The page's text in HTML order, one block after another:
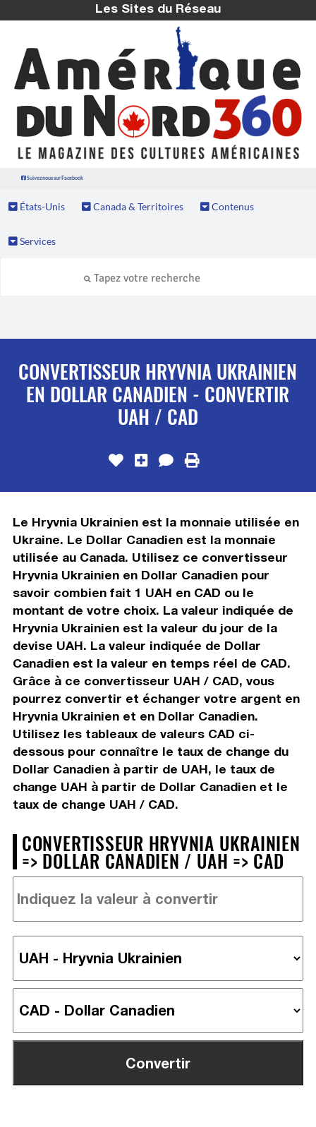
Les Sites du Réseau
Suivez nous sur Facebook
États-Unis Canada & Territoires Contenus
Services
CONVERTISSEUR HRYVNIA UKRAINIEN
EN DOLLAR CANADIEN - CONVERTIR
UAH / CAD
Le Hryvnia Ukrainien est la monnaie utilisée en
Ukraine. Le Dollar Canadien est la monnaie
utilisée au Canada. Utilisez ce convertisseur
Hryvnia Ukrainien en Dollar Canadien pour
savoir combien fait 1 UAH en CAD ou le
montant de votre choix. La valeur indiquée de
Hryvnia Ukrainien est la valeur du jour de la
devise UAH. La valeur indiquée de Dollar
Canadien est la valeur en temps réel de CAD.
Grâce à ce convertisseur UAH / CAD, vous
pourrez convertir et échanger votre argent en
Hryvnia Ukrainien et en Dollar Canadien.
Utilisez les tableaux de valeurs CAD ci-
dessous pour connaître le taux de change du
Dollar Canadien à partir de UAH, le taux de
change UAH à partir de Dollar Canadien et le
taux de change UAH / CAD.
CONVERTISSEUR HRYVNIA UKRAINIEN
=> DOLLAR CANADIEN / UAH => CAD